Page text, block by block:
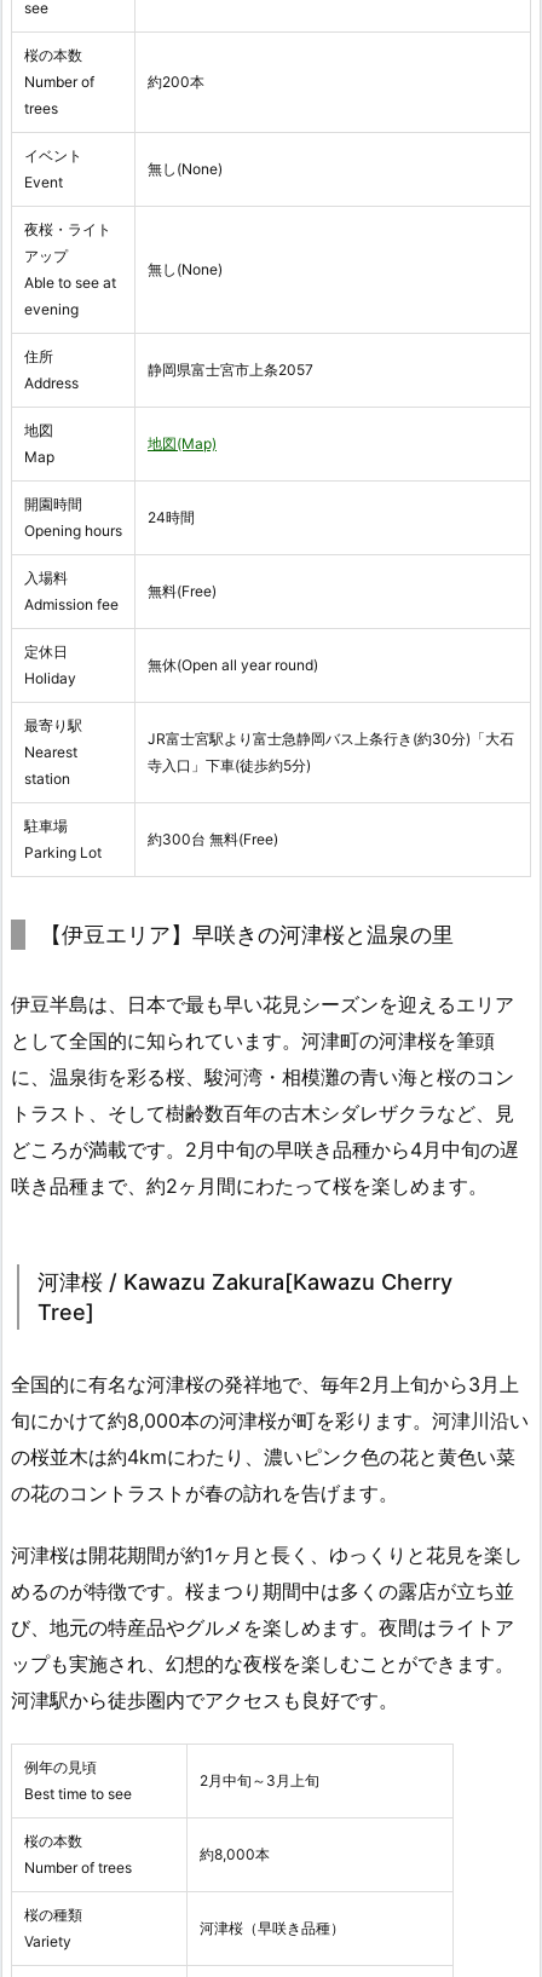
see
桜の本数
Number of
trees
約200本
イベント
Event
無し(None)
夜桜・ライト
アップ
Able to see at
evening
無し(None)
住所
Address
静岡県富士宮市上条2057
地図
Map
地図(Map)
開園時間
Opening hours
24時間
入場料
Admission fee
無料(Free)
定休日
Holiday
無休(Open all year round)
最寄り駅
Nearest
station
JR富士宮駅より富士急静岡バス上条行き(約30分)「大石
寺入口」下車(徒歩約5分)
駐車場
Parking Lot
約300台 無料(Free)
【伊豆エリア】早咲きの河津桜と温泉の里
伊豆半島は、日本で最も早い花見シーズンを迎えるエリア
として全国的に知られています。河津町の河津桜を筆頭
に、温泉街を彩る桜、駿河湾・相模灘の青い海と桜のコン
トラスト、そして樹齢数百年の古木シダレザクラなど、見
どころが満載です。2月中旬の早咲き品種から4月中旬の遅
咲き品種まで、約2ヶ月間にわたって桜を楽しめます。
河津桜 / Kawazu Zakura[Kawazu Cherry
Tree]
全国的に有名な河津桜の発祥地で、毎年2月上旬から3月上
旬にかけて約8,000本の河津桜が町を彩ります。河津川沿い
の桜並木は約4kmにわたり、濃いピンク色の花と黄色い菜
の花のコントラストが春の訪れを告げます。
河津桜は開花期間が約1ヶ月と長く、ゆっくりと花見を楽し
めるのが特徴です。桜まつり期間中は多くの露店が立ち並
び、地元の特産品やグルメを楽しめます。夜間はライトア
ップも実施され、幻想的な夜桜を楽しむことができます。
河津駅から徒歩圏内でアクセスも良好です。
例年の見頃
Best time to see
2月中旬～3月上旬
桜の本数
Number of trees
約8,000本
桜の種類
Variety
河津桜（早咲き品種）